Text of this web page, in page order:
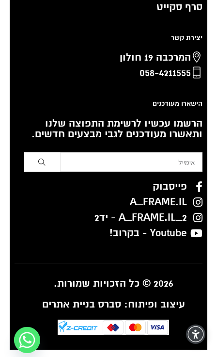
סרף סקייט
יצירת קשר
המרכבה 19 חולון
058-4211555
הישארו מעודכנים
הרשמו עכשיו לרשימת התפוצה שלנו
ותאשרו מעודכנים לגבי מבצעים חדשים.
פייסבוק
A_FRAME.IL
A_FRAME.IL_2 - יד2
Youtube - בקרוב!
2026 © כל הזכויות שמורות.
עיצוב ופיתוח:סברס בניית אתרים